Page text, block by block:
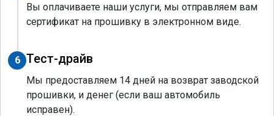
Вы оплачиваете наши услуги, мы отправляем вам
сертификат на прошивку в электронном виде.
6 Тест-драйв
Мы предоставляем 14 дней на возврат заводской
прошивки, и денег (если ваш автомобиль
исправен).